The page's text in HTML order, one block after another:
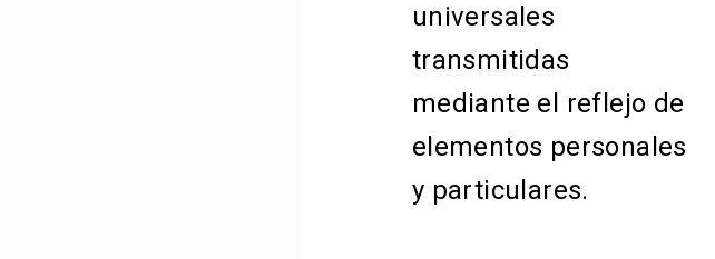
universales
transmitidas
mediante el reflejo de
elementos personales
y particulares.